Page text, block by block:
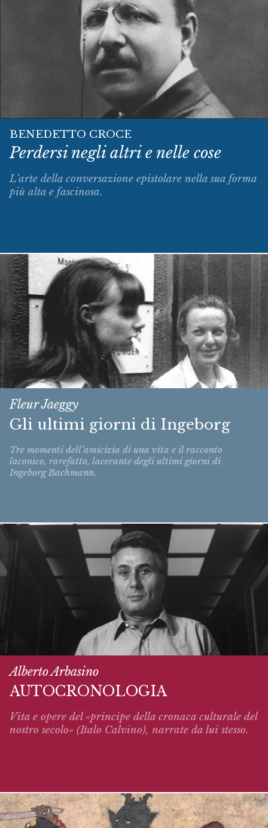
BENEDETTO CROCE
Perdersi negli altri e nelle cose
L’arte della conversazione epistolare nella sua forma
più alta e fascinosa.
Fleur Jaeggy
Gli ultimi giorni di Ingeborg
Tre momenti dell’amicizia di una vita e il racconto
laconico, rarefatto, lacerante degli ultimi giorni di
Ingeborg Bachmann.
Alberto Arbasino
AUTOCRONOLOGIA
Vita e opere del «principe della cronaca culturale del
nostro secolo» (Italo Calvino), narrate da lui stesso.